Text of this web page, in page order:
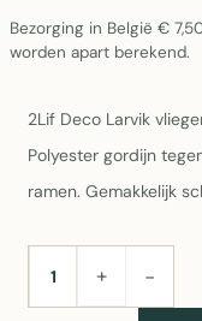
Bezorging in België €
worden apart berekend.
2Lif Deco Larvik
Polyester gordijn
ramen. Gemakkelijk
AANTAL+ −